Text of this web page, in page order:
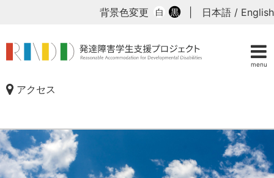
menu
背景色変更 白 黒 日本語 / English
アクセス